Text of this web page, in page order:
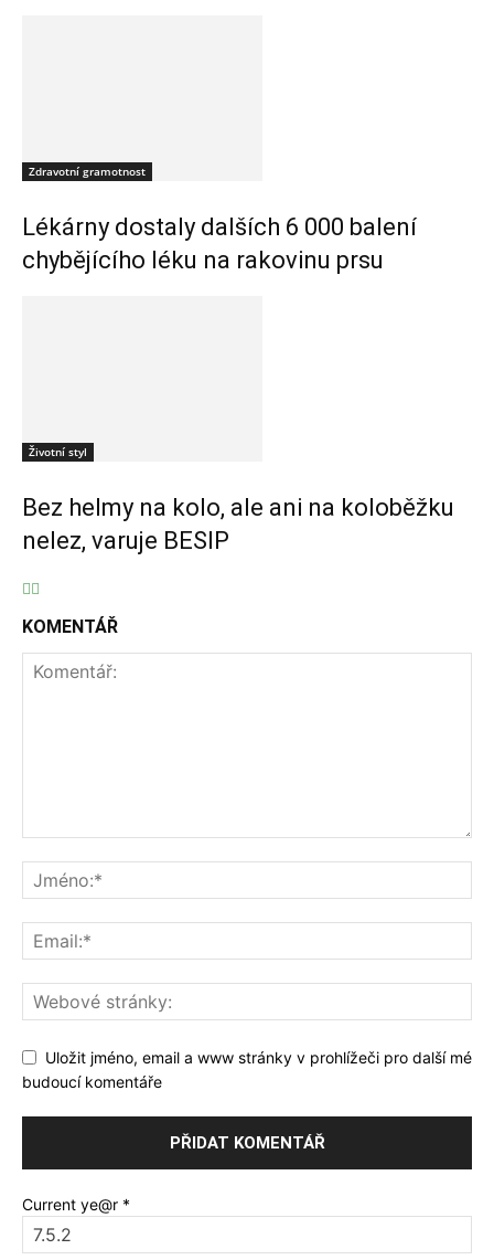
Zdravotní gramotnost
Lékárny dostaly dalších 6 000 balení
chybějícího léku na rakovinu prsu
Životní styl
Bez helmy na kolo, ale ani na koloběžku
nelez, varuje BESIP
KOMENTÁŘ
Uložit jméno, email a www stránky v prohlížeči pro další mé
budoucí komentáře
Current ye@r *